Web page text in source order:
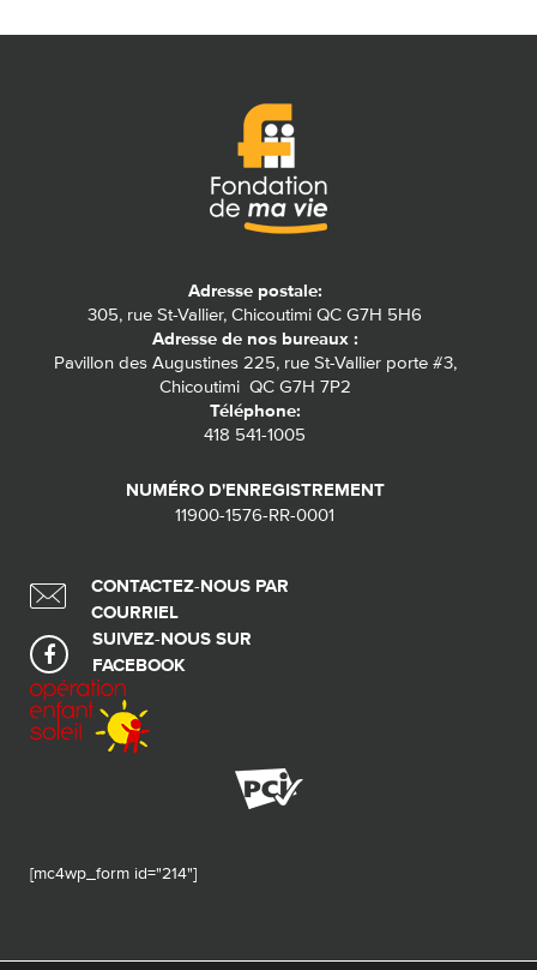
Adresse postale:
305, rue St-Vallier, Chicoutimi QC G7H 5H6
Adresse de nos bureaux :
Pavillon des Augustines 225, rue St-Vallier porte #3,
Chicoutimi QC G7H 7P2
Téléphone:
418 541-1005
NUMÉRO D'ENREGISTREMENT
11900-1576-RR-0001
CONTACTEZ-NOUS PAR
COURRIEL
SUIVEZ-NOUS SUR
FACEBOOK
[mc4wp_form id="214"]